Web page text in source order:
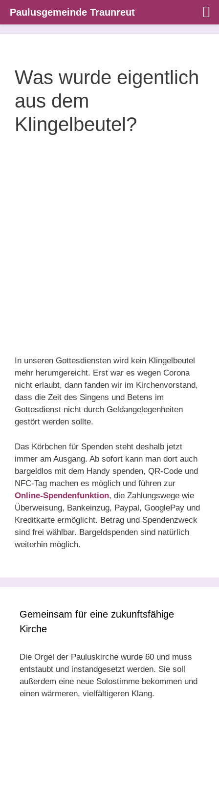
Was wurde eigentlich
aus dem
Klingelbeutel?
In unseren Gottesdiensten wird kein Klingelbeutel
mehr herumgereicht. Erst war es wegen Corona
nicht erlaubt, dann fanden wir im Kirchenvorstand,
dass die Zeit des Singens und Betens im
Gottesdienst nicht durch Geldangelegenheiten
gestört werden sollte.
Das Körbchen für Spenden steht deshalb jetzt
immer am Ausgang. Ab sofort kann man dort auch
bargeldlos mit dem Handy spenden, QR-Code und
NFC-Tag machen es möglich und führen zur
Online-Spendenfunktion, die Zahlungswege wie
Überweisung, Bankeinzug, Paypal, GooglePay und
Kreditkarte ermöglicht. Betrag und Spendenzweck
sind frei wählbar. Bargeldspenden sind natürlich
weiterhin möglich.
Gemeinsam für eine zukunftsfähige
Kirche
Die Orgel der Pauluskirche wurde 60 und muss
entstaubt und instandgesetzt werden. Sie soll
außerdem eine neue Solostimme bekommen und
einen wärmeren, vielfältigeren Klang.
Paulusgemeinde Traunreut